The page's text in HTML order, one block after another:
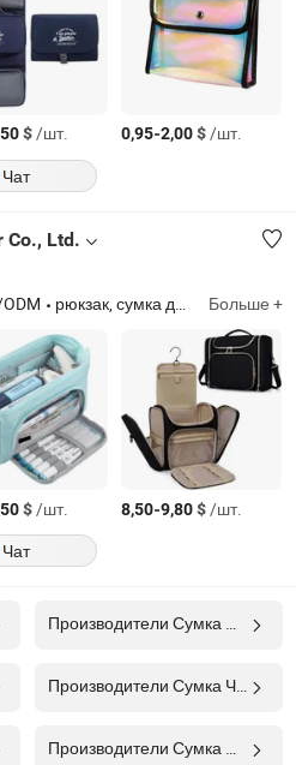
$/шт. 0,95-2,00$/шт.
Чат
Co., Ltd.
рюкзак, сумка для ноутбука, чехол для ноутбука, спортивная сумка, портфель, сумка для подгузников, школьная сумка, тактическая сумка, органайзер, поясная сумка, сумка через плечо, сумка-тоут, чемодан, сумка для камеры Больше +
$/шт. 8,50-9,80$/шт.
Чат
Производители Сумка Через Плечо